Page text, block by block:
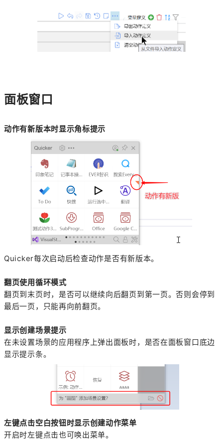
面板窗口
动作有新版本时显示角标提示
Quicker每次启动后检查动作是否有新版本。
翻页使用循环模式
翻页到末页时，是否可以继续向后翻页到第一页。否则会停到
最后一页，只能再向前翻页。
显示创建场景提示
在未设置场景的应用程序上弹出面板时，是否在面板窗口底边
显示提示条。
左键点击空白按钮时显示创建动作菜单
开启时左键点击也可唤出菜单。